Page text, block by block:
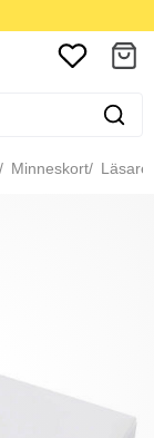
Minneskort Läsare